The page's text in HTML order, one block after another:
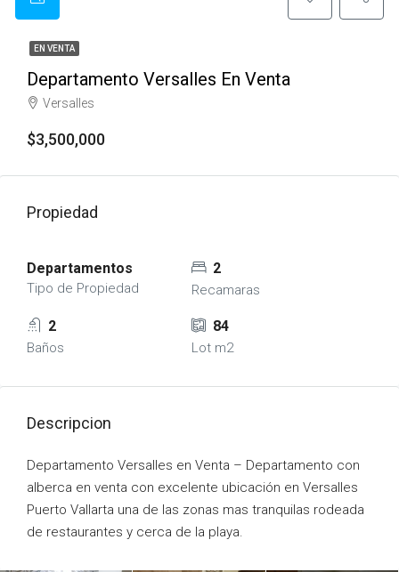
EN VENTA
Departamento Versalles En Venta
Versalles
$3,500,000
Propiedad
Departamentos
Tipo de Propiedad
2
Recamaras
2
Baños
84
Lot m2
Descripcion
Departamento Versalles en Venta – Departamento con
alberca en venta con excelente ubicación en Versalles
Puerto Vallarta una de las zonas mas tranquilas rodeada
de restaurantes y cerca de la playa.